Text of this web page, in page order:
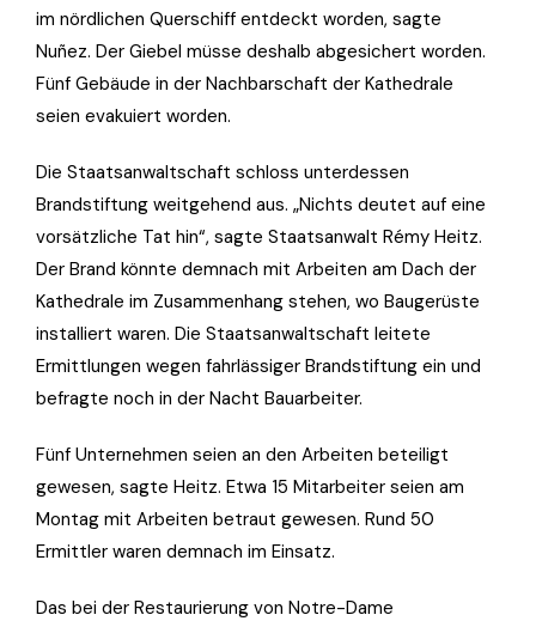
im nördlichen Querschiff entdeckt worden, sagte
Nuñez. Der Giebel müsse deshalb abgesichert worden.
Fünf Gebäude in der Nachbarschaft der Kathedrale
seien evakuiert worden.
Die Staatsanwaltschaft schloss unterdessen
Brandstiftung weitgehend aus. „Nichts deutet auf eine
vorsätzliche Tat hin“, sagte Staatsanwalt Rémy Heitz.
Der Brand könnte demnach mit Arbeiten am Dach der
Kathedrale im Zusammenhang stehen, wo Baugerüste
installiert waren. Die Staatsanwaltschaft leitete
Ermittlungen wegen fahrlässiger Brandstiftung ein und
befragte noch in der Nacht Bauarbeiter.
Fünf Unternehmen seien an den Arbeiten beteiligt
gewesen, sagte Heitz. Etwa 15 Mitarbeiter seien am
Montag mit Arbeiten betraut gewesen. Rund 50
Ermittler waren demnach im Einsatz.
Das bei der Restaurierung von Notre-Dame